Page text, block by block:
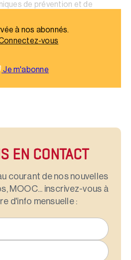
de prévention et de
à nos abonnés.
vous
Je m'abonne
EN CONTACT
courant de nos nouvelles
MOOC... inscrivez-vous à
d'info mensuelle :